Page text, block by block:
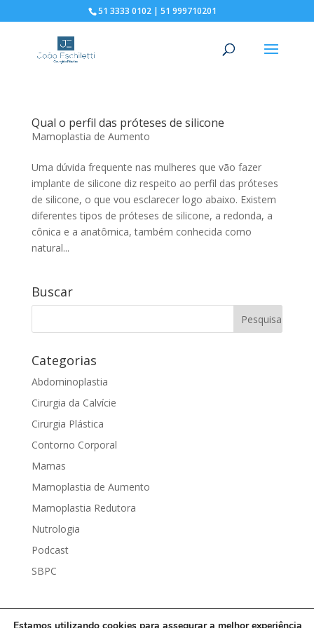
51 3333 0102 | 51 999710201
Qual o perfil das próteses de silicone
Mamoplastia de Aumento
Uma dúvida frequente nas mulheres que vão fazer
implante de silicone diz respeito ao perfil das próteses
de silicone, o que vou esclarecer logo abaixo. Existem
diferentes tipos de próteses de silicone, a redonda, a
cônica e a anatômica, também conhecida como
natural...
Buscar
Categorias
Abdominoplastia
Cirurgia da Calvície
Cirurgia Plástica
Contorno Corporal
Mamas
Mamoplastia de Aumento
Mamoplastia Redutora
Nutrologia
Podcast
SBPC